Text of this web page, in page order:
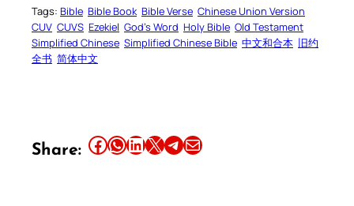
Tags: Bible Bible Book Bible Verse Chinese Union Version
CUV CUVS Ezekiel God’s Word Holy Bible Old Testament
Simplified Chinese Simplified Chinese Bible 中文和合本 旧约
全书 简体中文
Share: Share this article on Facebook Share this article on WhatsApp Share this article on LinkedIn Share this article on X Share this article on TelegramEmail this Article